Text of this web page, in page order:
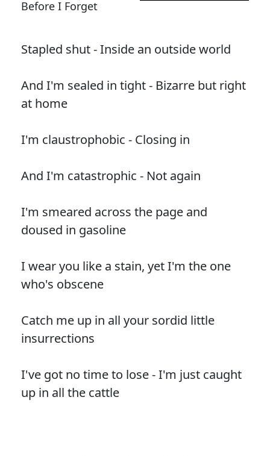
Before I Forget
Stapled shut - Inside an outside world
And I'm sealed in tight - Bizarre but right
at home
I'm claustrophobic - Closing in
And I'm catastrophic - Not again
I'm smeared across the page and
doused in gasoline
I wear you like a stain, yet I'm the one
who's obscene
Catch me up in all your sordid little
insurrections
I've got no time to lose - I'm just caught
up in all the cattle